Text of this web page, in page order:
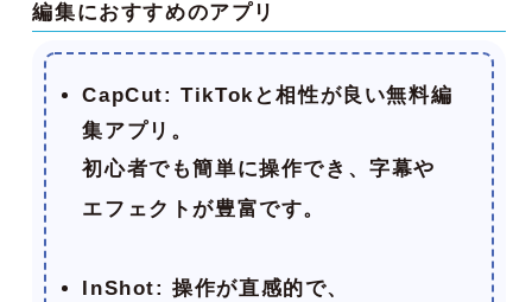
編集におすすめのアプリ
CapCut: TikTokと相性が良い無料編
集アプリ。
初心者でも簡単に操作でき、字幕や
エフェクトが豊富です。
InShot: 操作が直感的で、